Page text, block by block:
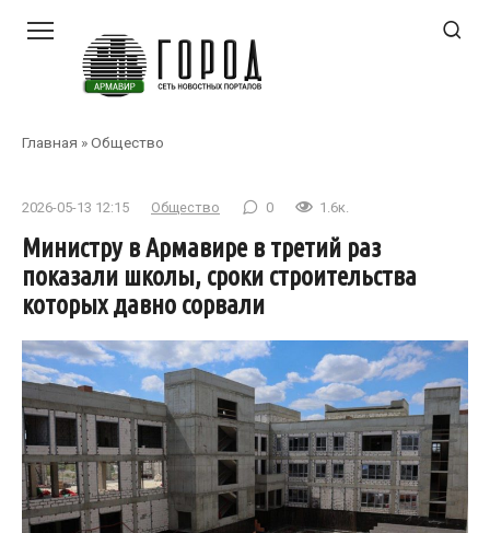
Главная »Общество
2026-05-13 12:15 Общество 0 1.6к.
Министру в Армавире в третий раз
показали школы, сроки строительства
которых давно сорвали